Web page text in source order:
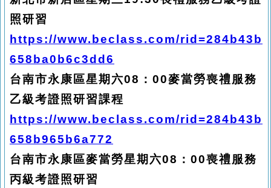
照研習
https://www.beclass.com/rid=284b43b
658ba0b6c3dd6
台南市永康區星期六08：00麥當勞喪禮服務
乙級考證照研習課程
https://www.beclass.com/rid=284b43b
658b965b6a772
台南市永康區麥當勞星期六08：00喪禮服務
丙級考證照研習